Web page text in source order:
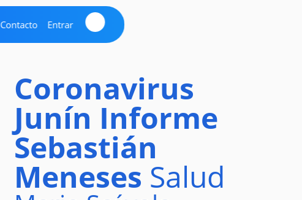
Contacto Entrar
Coronavirus
Junín Informe
Sebastián
Meneses Salud